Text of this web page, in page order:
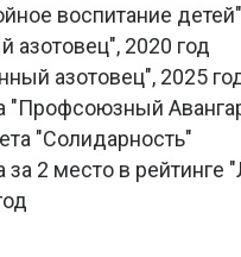
воспитание
азотовец", 2020 год
азотовец", 2025
"Профсоюзный
"Солидарность"
за 2 место в